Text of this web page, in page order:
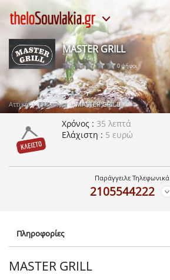
MASTER GRILL
0 ψήφοι
Αττική Ελευσίνα MASTER GRILL
Χρόνος
35 λεπτά
Ελάχιστη
5 ευρώ
Παράγγειλε Τηλεφωνικά
2105544222
Πληροφορίες
MASTER GRILL